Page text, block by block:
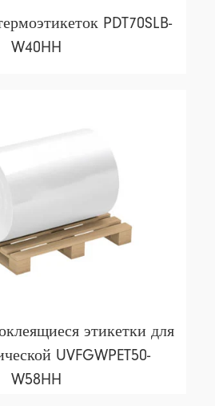
PDT70SLB-
W40HH
этикетки для
UVFGWPET50-
W58HH